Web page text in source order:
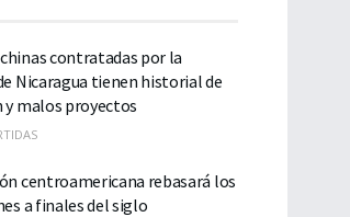
contratadas por la
Nicaragua tienen historial de
y malos proyectos
centroamericana rebasará los
a finales del siglo